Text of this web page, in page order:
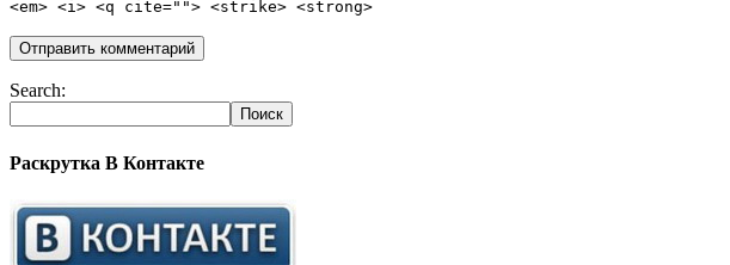
<em> <i> <q cite=""> <strike> <strong>
Search:
Раскрутка В Контакте